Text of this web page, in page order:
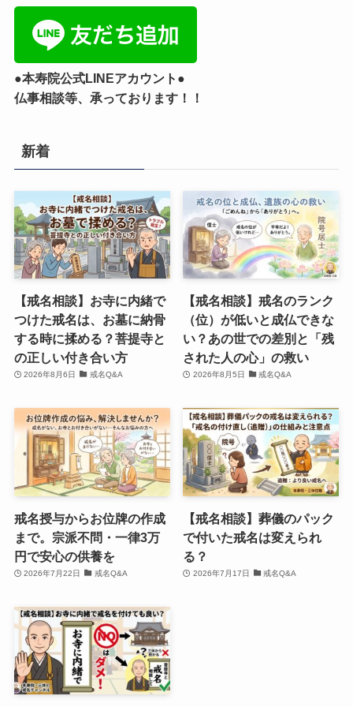
●本寿院公式LINEアカウント●
仏事相談等、承っております！！
新着
【戒名相談】お寺に内緒で
つけた戒名は、お墓に納骨
する時に揉める？菩提寺と
の正しい付き合い方
2026年8月6日 戒名Q&A
【戒名相談】戒名のランク
（位）が低いと成仏できな
い？あの世での差別と「残
された人の心」の救い
2026年8月5日 戒名Q&A
戒名授与からお位牌の作成
まで。宗派不問・一律3万
円で安心の供養を
2026年7月22日 戒名Q&A
【戒名相談】葬儀のパック
で付いた戒名は変えられ
る？
2026年7月17日 戒名Q&A